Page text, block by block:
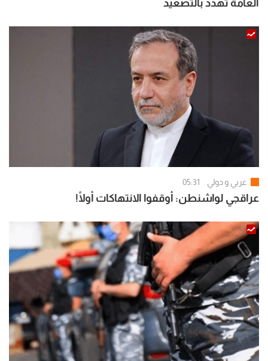
العامة تهدد بالتصعيد
عربي و دولي 05:31
عراقجي لواشنطن: أوقفوا الانتهاكات أولًا!